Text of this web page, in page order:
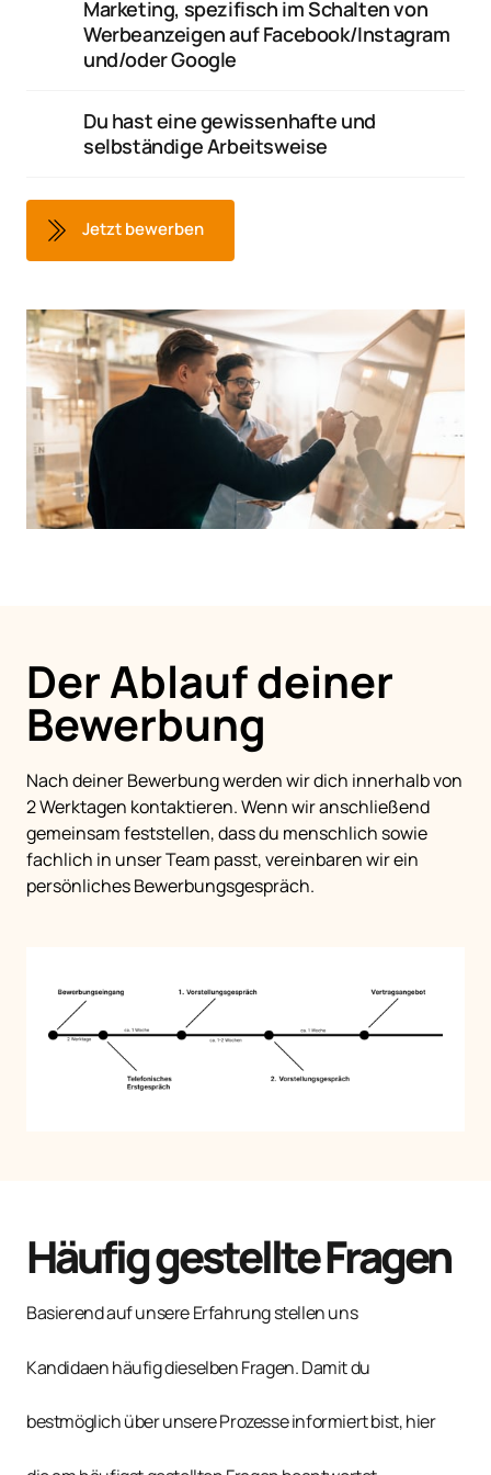
Marketing, spezifisch im Schalten von
Werbeanzeigen auf Facebook/Instagram
und/oder Google
Du hast eine gewissenhafte und
selbständige Arbeitsweise
Jetzt bewerben
Der Ablauf deiner
Bewerbung
Nach deiner Bewerbung werden wir dich innerhalb von
2 Werktagen kontaktieren. Wenn wir anschließend
gemeinsam feststellen, dass du menschlich sowie
fachlich in unser Team passt, vereinbaren wir ein
persönliches Bewerbungsgespräch.
Häufig gestellte Fragen
Basierend auf unsere Erfahrung stellen uns
Kandidaen häufig dieselben Fragen. Damit du
bestmöglich über unsere Prozesse informiert bist, hier